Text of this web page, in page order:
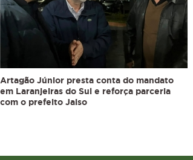
Artagão Júnior presta conta do mandato
em Laranjeiras do Sul e reforça parceria
com o prefeito Jaiso